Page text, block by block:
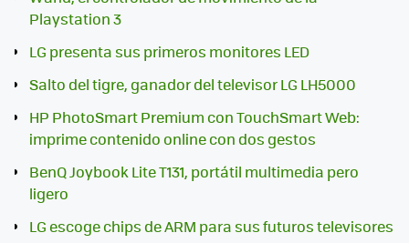
Playstation 3
LG presenta sus primeros monitores LED
Salto del tigre, ganador del televisor LG LH5000
HP PhotoSmart Premium con TouchSmart Web:
imprime contenido online con dos gestos
BenQ Joybook Lite T131, portátil multimedia pero
ligero
LG escoge chips de ARM para sus futuros televisores